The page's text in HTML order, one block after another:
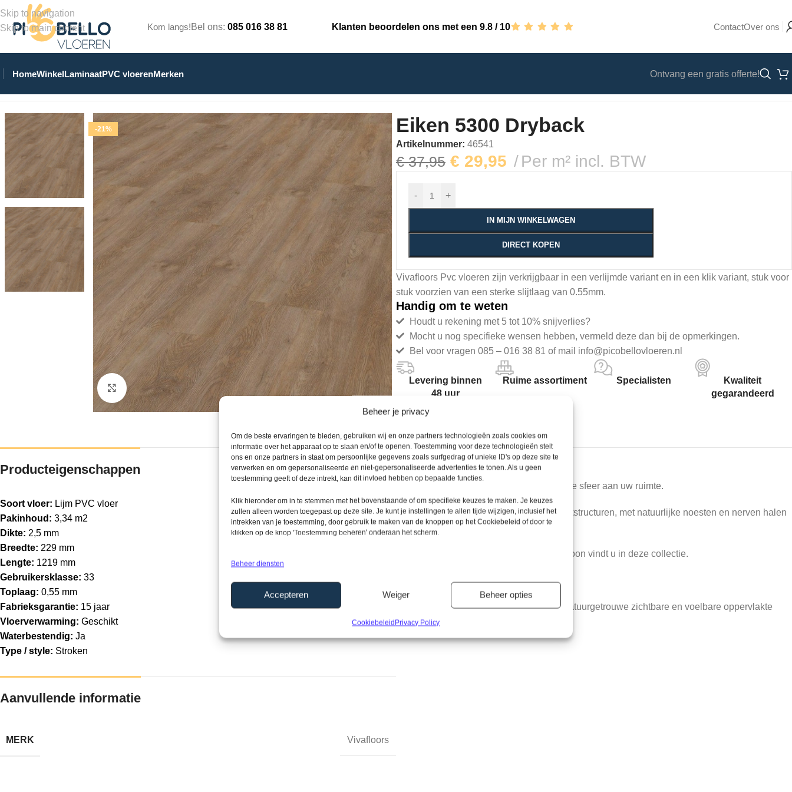
Beheer je privacy
Om de beste ervaringen te bieden, gebruiken wij en onze partners technologieën zoals cookies om
informatie over het apparaat op te slaan en/of te openen. Toestemming voor deze technologieën stelt
ons en onze partners in staat om persoonlijke gegevens zoals surfgedrag of unieke ID's op deze site te
verwerken en om gepersonaliseerde en niet-gepersonaliseerde advertenties te tonen. Als u geen
toestemming geeft of deze intrekt, kan dit invloed hebben op bepaalde functies.
Klik hieronder om in te stemmen met het bovenstaande of om specifieke keuzes te maken. Je keuzes
zullen alleen worden toegepast op deze site. Je kunt je instellingen te allen tijde wijzigen, inclusief het
intrekken van je toestemming, door gebruik te maken van de knoppen op het Cookiebeleid of door te
klikken op de knop 'Toestemming beheren' onderaan het scherm.
Beheer diensten
Accepteren Weiger Beheer opties
CookiebeleidPrivacy Policy
Skip to navigation
Skip to main content
Kom langs!Bel ons: 085 016 38 81 Klanten beoordelen ons met een 9.8 / 10 ContactOver ons
HomeWinkelLaminaatPVC vloerenMerken
Ontvang een gratis offerte!
-21%
Klik om te vergroten
Eiken 5300 Dryback
Artikelnummer: 46541
€37,95 € 29,95 Per m² incl. BTW
- +
IN MIJN WINKELWAGEN
DIRECT KOPEN
Vivafloors Pvc vloeren zijn verkrijgbaar in een verlijmde variant en in een klik variant, stuk voor
stuk voorzien van een sterke slijtlaag van 0.55mm.
Handig om te weten
Houdt u rekening met 5 tot 10% snijverlies?
Mocht u nog specifieke wensen hebben, vermeld deze dan bij de opmerkingen.
Bel voor vragen 085 – 016 38 81 of mail info@picobellovloeren.nl
Levering binnen
48 uur
Ruime assortiment Specialisten
Kwaliteit
gegarandeerd
Producteigenschappen
Soort vloer: Lijm PVC vloer
Pakinhoud: 3,34 m2
Dikte: 2,5 mm
Breedte: 229 mm
Lengte: 1219 mm
Gebruikersklasse: 33
Toplaag: 0,55 mm
Fabrieksgarantie: 15 jaar
Vloerverwarming: Geschikt
Waterbestendig: Ja
Type / style: Stroken
Aanvullende informatie
MERK Vivafloors
Productomschrijving
De Vivafloors collectie geeft een natuurlijke sfeer aan uw ruimte.
De matte afwerking en de realistische houtstructuren, met natuurlijke noesten en nerven halen
de natuur naar binnen.
Zowel een recht plank als het visgraatpatroon vindt u in deze collectie.
Liever een tegelmotief?
Ook deze vindt u bij Vivafloors; met een natuurgetrouwe zichtbare en voelbare oppervlakte
structuur.